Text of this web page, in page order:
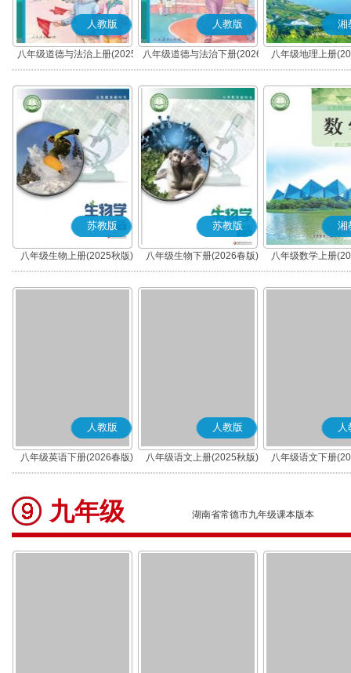
人教版
八年级道德与法治上册(2025
秋版)(部编版)
人教版
八年级道德与法治下册(2026
春版)(部编版)
湘
八年级地理上册
苏教版
八年级生物上册(2025秋版)
苏教版
八年级生物下册(2026春版)
湘
八年级数学上册
人教版
八年级英语下册(2026春版)
人教版
八年级语文上册(2025秋版)
(部编版)
人
八年级语文下册
(部编版)
九年级 湖南省常德市九年级课本版本